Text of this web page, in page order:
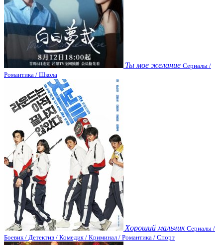
Ты мое желание Сериалы /
Романтика / Школа
Хороший мальчик Сериалы /
Боевик / Детектив / Комедия / Криминал / Романтика / Спорт